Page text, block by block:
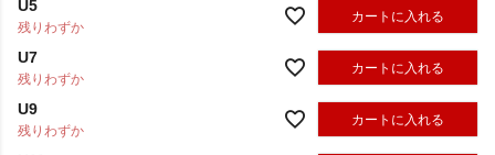
U5
残りわずか
カートに入れる
U7
残りわずか
カートに入れる
U9
残りわずか
カートに入れる